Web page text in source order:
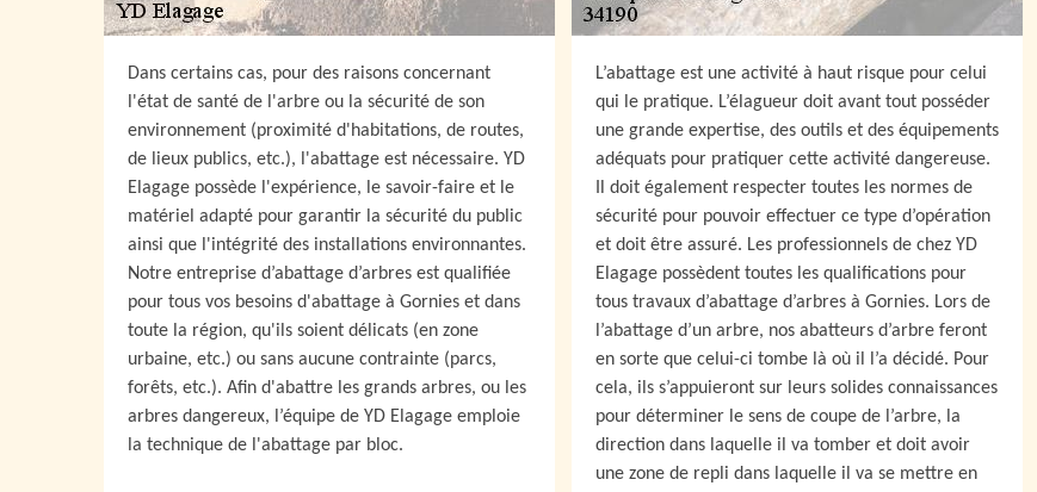
Dans certains cas, pour des raisons concernant
l'état de santé de l'arbre ou la sécurité de son
environnement (proximité d'habitations, de routes,
de lieux publics, etc.), l'abattage est nécessaire. YD
Elagage possède l'expérience, le savoir-faire et le
matériel adapté pour garantir la sécurité du public
ainsi que l'intégrité des installations environnantes.
Notre entreprise d’abattage d’arbres est qualifiée
pour tous vos besoins d'abattage à Gornies et dans
toute la région, qu'ils soient délicats (en zone
urbaine, etc.) ou sans aucune contrainte (parcs,
forêts, etc.). Afin d'abattre les grands arbres, ou les
arbres dangereux, l’équipe de YD Elagage emploie
la technique de l'abattage par bloc.
L’abattage est une activité à haut risque pour celui
qui le pratique. L’élagueur doit avant tout posséder
une grande expertise, des outils et des équipements
adéquats pour pratiquer cette activité dangereuse.
Il doit également respecter toutes les normes de
sécurité pour pouvoir effectuer ce type d’opération
et doit être assuré. Les professionnels de chez YD
Elagage possèdent toutes les qualifications pour
tous travaux d’abattage d’arbres à Gornies. Lors de
l’abattage d’un arbre, nos abatteurs d’arbre feront
en sorte que celui-ci tombe là où il l’a décidé. Pour
cela, ils s’appuieront sur leurs solides connaissances
pour déterminer le sens de coupe de l’arbre, la
direction dans laquelle il va tomber et doit avoir
une zone de repli dans laquelle il va se mettre en